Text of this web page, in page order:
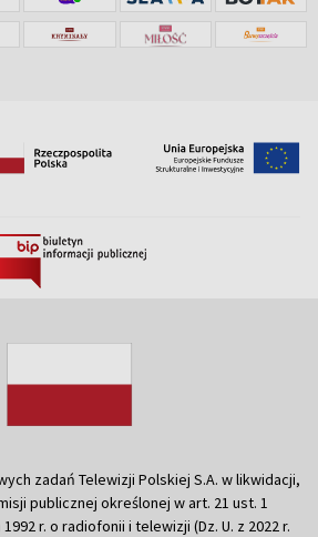
zadań Telewizji Polskiej S.A. w likwidacji,
publicznej określonej w art. 21 ust. 1
r. o radiofonii i telewizji (Dz. U. z 2022 r.